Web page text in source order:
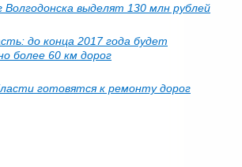
выделят 130 млн рублей
до конца 2017 года будет
более 60 км дорог
готовятся к ремонту дорог